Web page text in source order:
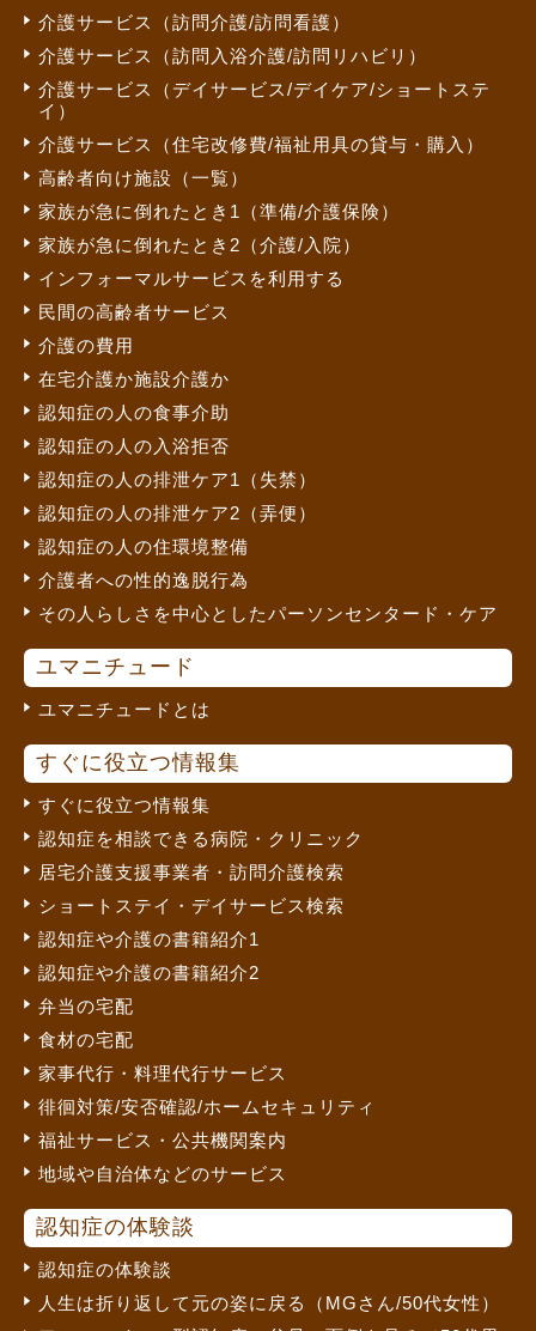
介護サービス（訪問介護/訪問看護）
介護サービス（訪問入浴介護/訪問リハビリ）
介護サービス（デイサービス/デイケア/ショートステ
イ）
介護サービス（住宅改修費/福祉用具の貸与・購入）
高齢者向け施設（一覧）
家族が急に倒れたとき1（準備/介護保険）
家族が急に倒れたとき2（介護/入院）
インフォーマルサービスを利用する
民間の高齢者サービス
介護の費用
在宅介護か施設介護か
認知症の人の食事介助
認知症の人の入浴拒否
認知症の人の排泄ケア1（失禁）
認知症の人の排泄ケア2（弄便）
認知症の人の住環境整備
介護者への性的逸脱行為
その人らしさを中心としたパーソンセンタード・ケア
ユマニチュード
ユマニチュードとは
すぐに役立つ情報集
すぐに役立つ情報集
認知症を相談できる病院・クリニック
居宅介護支援事業者・訪問介護検索
ショートステイ・デイサービス検索
認知症や介護の書籍紹介1
認知症や介護の書籍紹介2
弁当の宅配
食材の宅配
家事代行・料理代行サービス
徘徊対策/安否確認/ホームセキュリティ
福祉サービス・公共機関案内
地域や自治体などのサービス
認知症の体験談
認知症の体験談
人生は折り返して元の姿に戻る（MGさん/50代女性）